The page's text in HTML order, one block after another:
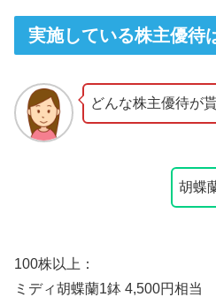
実施している株主優待
どんな株主優待が
胡蝶
100株以上：
ミディ胡蝶蘭1鉢 4,500円相当